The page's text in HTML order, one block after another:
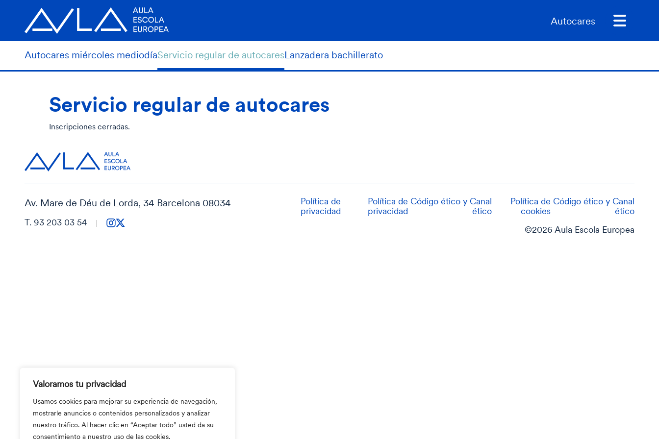
Valoramos tu privacidad
Usamos cookies para mejorar su experiencia de navegación,
mostrarle anuncios o contenidos personalizados y analizar
nuestro tráfico. Al hacer clic en “Aceptar todo” usted da su
consentimiento a nuestro uso de las cookies.
Autocares
Autocares miércoles mediodíaServicio regular de autocaresLanzadera bachillerato
Servicio regular de autocares
Inscripciones cerradas.
Av. Mare de Déu de Lorda, 34 Barcelona 08034
T. 93 203 03 54
Política de
privacidad
Política de
privacidad
Código ético y Canal
ético
Política de
cookies
Código ético y Canal
ético
©2026 Aula Escola Europea